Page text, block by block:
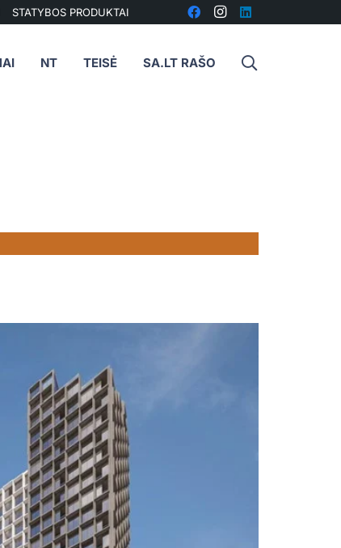
STATYBOS PRODUKTAI
NT TEISĖ SA.LT RAŠO